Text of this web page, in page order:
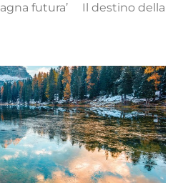
futura’ Il destino della